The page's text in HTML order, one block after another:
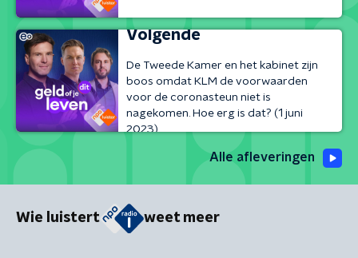
Volgende
De Tweede Kamer en het kabinet zijn
boos omdat KLM de voorwaarden
voor de coronasteun niet is
nagekomen. Hoe erg is dat? (1 juni
2023)
Alle afleveringen
Wie luistert weet meer